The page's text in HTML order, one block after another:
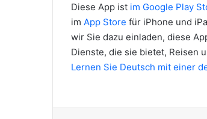
Diese App ist im Google Play
im App Store für iPhone und
wir Sie dazu einladen, diese
Dienste, die sie bietet, Reisen
Lernen Sie Deutsch mit einer
s